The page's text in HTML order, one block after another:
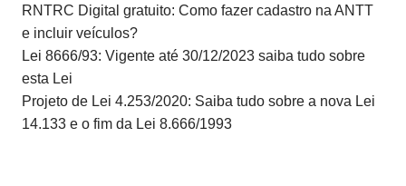
RNTRC Digital gratuito: Como fazer cadastro na ANTT
e incluir veículos?
Lei 8666/93: Vigente até 30/12/2023 saiba tudo sobre
esta Lei
Projeto de Lei 4.253/2020: Saiba tudo sobre a nova Lei
14.133 e o fim da Lei 8.666/1993